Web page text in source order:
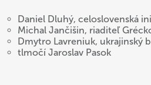
Daniel Dluhý, celoslovenská
Michal Jančišin, riaditeľ
Dmytro Lavreniuk, ukrajinský
tlmočí Jaroslav Pasok